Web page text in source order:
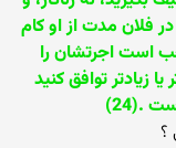
در فلان مدت از او كام
است اجرتشان را
زيادتر توافق كنيد
.(24)
؟